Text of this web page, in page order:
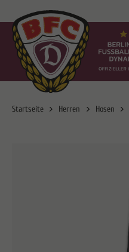
Startseite Herren Hosen